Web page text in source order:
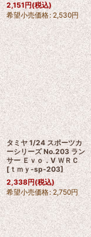
2,151円(税込)
希望小売価格: 2,530円
タミヤ 1/24 スポーツカ
ーシリーズ No.203 ラン
サー Ｅｖｏ．V ＷＲＣ
[ｔｍｙ-sp-203]
2,338円(税込)
希望小売価格: 2,750円